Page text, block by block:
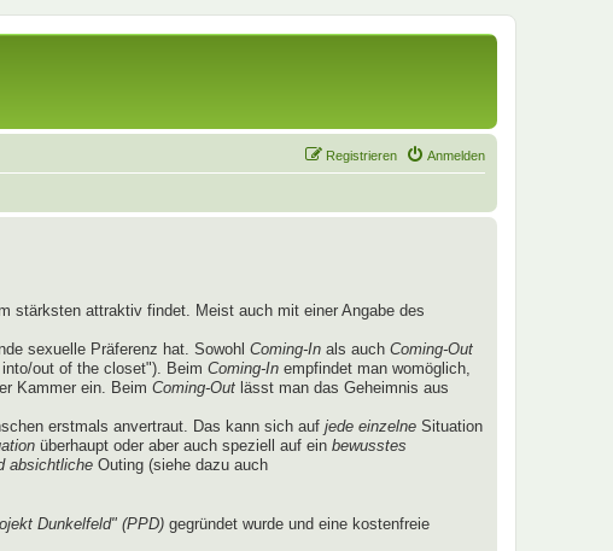
Anmelden
Registrieren
stärksten attraktiv findet. Meist auch mit einer Angabe des
sexuelle Präferenz hat. Sowohl Coming-In als auch Coming-Out
out of the closet"). Beim Coming-In empfindet man womöglich,
Kammer ein. Beim Coming-Out lässt man das Geheimnis aus
erstmals anvertraut. Das kann sich auf jede einzelne Situation
überhaupt oder aber auch speziell auf ein bewusstes
absichtliche Outing (siehe dazu auch
Dunkelfeld" (PPD) gegründet wurde und eine kostenfreie